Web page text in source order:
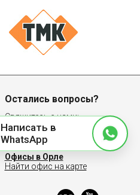
Остались вопросы?
Свяжитесь с нами:
8 (4862) 22-24-73
Офисы в Орле
Найти офис на карте
Написать в
WhatsApp